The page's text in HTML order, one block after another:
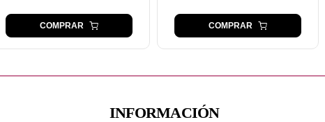
COMPRAR COMPRAR
INFORMACIÓN